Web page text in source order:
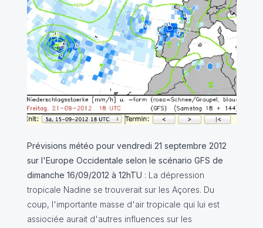
Prévisions météo pour vendredi 21 septembre 2012
sur l'Europe Occidentale selon le scénario GFS de
dimanche 16/09/2012 à 12hTU : La dépression
tropicale Nadine se trouverait sur les Açores. Du
coup, l'importante masse d'air tropicale qui lui est
assiociée aurait d'autres influences sur les